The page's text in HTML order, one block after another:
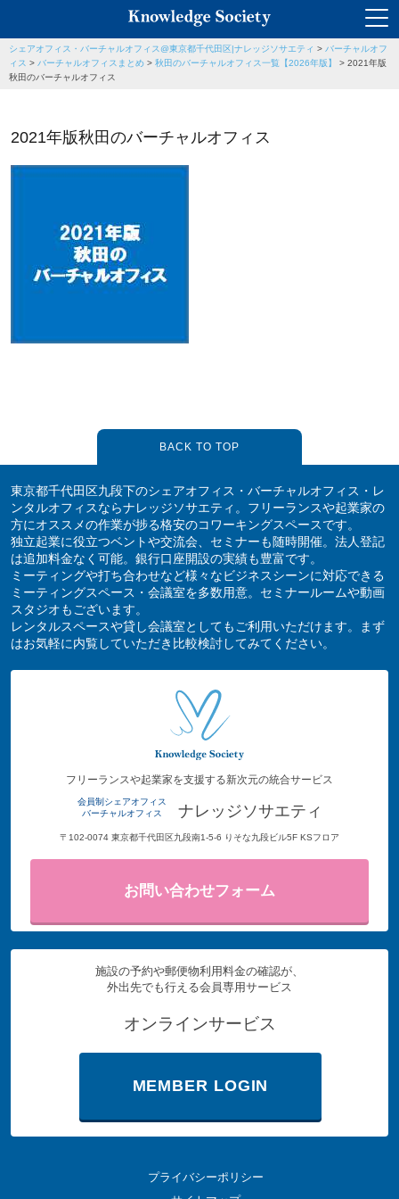
シェアオフィス・バーチャルオフィス@東京都千代田区|ナレッジソサエティ > バーチャルオフ
ィス > バーチャルオフィスまとめ > 秋田のバーチャルオフィス一覧【2026年版】 > 2021年版
秋田のバーチャルオフィス
2021年版秋田のバーチャルオフィス
BACK TO TOP
東京都千代田区九段下のシェアオフィス・バーチャルオフィス・レ
ンタルオフィスならナレッジソサエティ。フリーランスや起業家の
方にオススメの作業が捗る格安のコワーキングスペースです。
独立起業に役立つベントや交流会、セミナーも随時開催。法人登記
は追加料金なく可能。銀行口座開設の実績も豊富です。
ミーティングや打ち合わせなど様々なビジネスシーンに対応できる
ミーティングスペース・会議室を多数用意。セミナールームや動画
スタジオもございます。
レンタルスペースや貸し会議室としてもご利用いただけます。まず
はお気軽に内覧していただき比較検討してみてください。
フリーランスや起業家を支援する新次元の統合サービス
会員制シェアオフィス
バーチャルオフィス
ナレッジソサエティ
〒102-0074 東京都千代田区九段南1-5-6 りそな九段ビル5F KSフロア
お問い合わせフォーム
施設の予約や郵便物利用料金の確認が、
外出先でも行える会員専用サービス
オンラインサービス
MEMBER LOGIN
プライバシーポリシー